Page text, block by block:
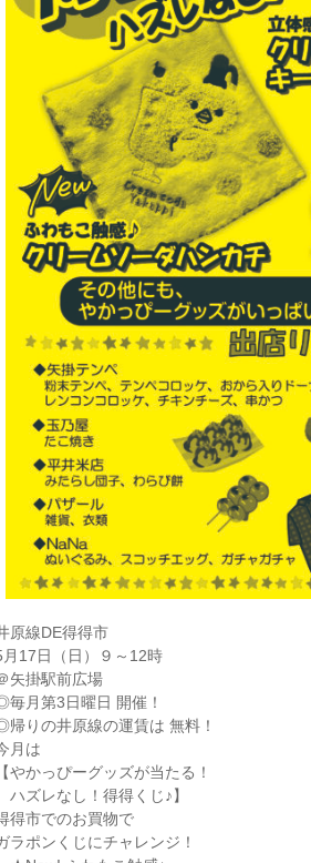
原線DE得得市
月17日（日）９～12時
矢掛駅前広場
毎月第3日曜日 開催！
帰りの井原線の運賃は 無料！
月は
【やかっぴーグッズが当たる！
ハズレなし！得得くじ♪】
得市でのお買物で
ラポンくじにチャレンジ！